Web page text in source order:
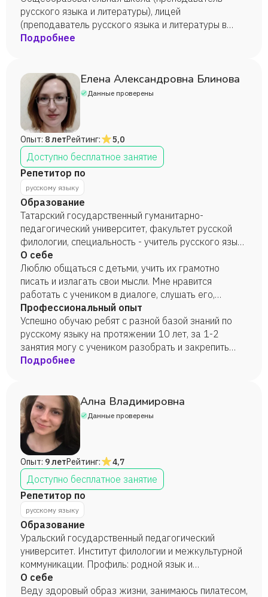
родители с ними об это не говорят, а им в свою
очередь тоже важно мнение взрослого человека).
русского языка и литературы), лицей
(преподаватель русского языка и литературы в
технических и гуманитарных классах,
русского языка и литературы, подготовительные
курсы), РосНОУ (директор представительства
университета в г. Железнодорожный,
преподаватель риторики, культуры речи и русского
языка, подготовительные курсы), ГУУ
(преподаватель русского языка на
подготовительных курсах), ЕГЭ-Центр на
Тургеневской (преподаватель русского языка),
частный репетитор.
Подробнее
Елена Александровна Блинова
Данные проверены
Опыт: 8 летРейтинг: 5,0
Доступно бесплатное занятие
Репетитор по
русскому языку
Образование
Татарский государственный гуманитарно-
педагогический университет, факультет русской
филологии, специальность - учитель русского языка
и литературы (2008г.); Казанский (Приволжский)
федеральный университет, факультет русской
филологии, магистратура (диплом с отличием)
(2015г.)
О себе
Люблю общаться с детьми, учить их грамотно
писать и излагать свои мысли. Мне нравится
работать с учеником в диалоге, слушать его,
помогать совершенствоваться.
Профессиональный опыт
Успешно обучаю ребят с разной базой знаний по
русскому языку на протяжении 10 лет, за 1-2
занятия могу с учеником разобрать и закрепить
тему; качественно готовлю ребят к сдаче ОГЭ, ЕГЭ
Подробнее
Ална Владимировна
Данные проверены
Опыт: 9 летРейтинг: 4,7
Доступно бесплатное занятие
Репетитор по
русскому языку
Образование
Уральский государственный педагогический
университет. Институт филологии и межкультурной
коммуникации. Профиль: родной язык и
психолингвистика. 5 курс. Заочная форма обучения.
О себе
Веду здоровый образ жизни, занимаюсь пилатесом,